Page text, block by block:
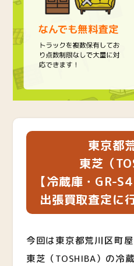
東京都
東芝（
【冷蔵庫・GR-
出張買取査定に
今回は東京都荒川区町
東芝（TOSHIBA）の冷